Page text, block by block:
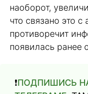
наоборот,
что связано это с
противоречит
появилась ранее
❗️ПОДПИШИСЬ